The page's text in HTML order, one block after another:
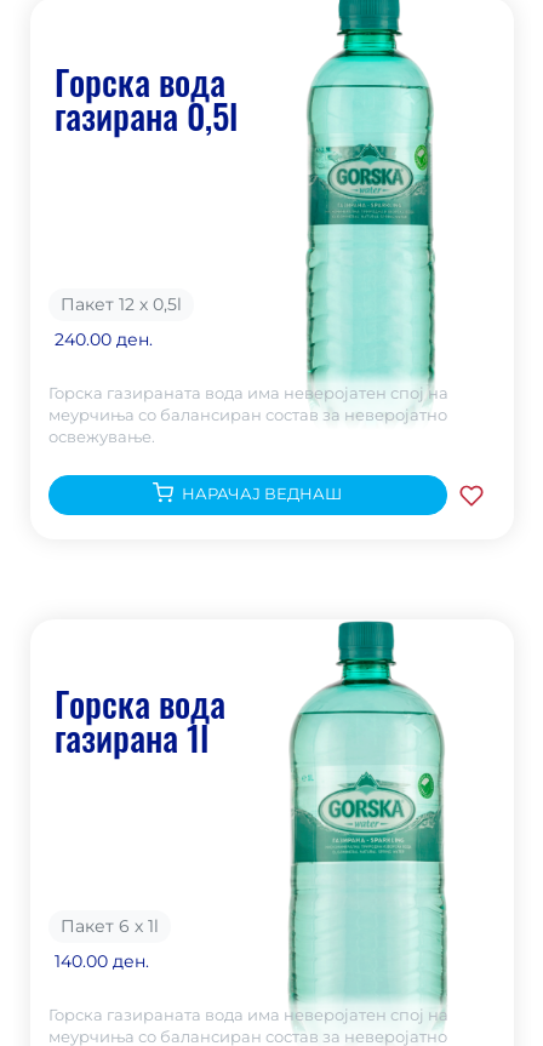
Горска вода
газирана 0,5l
Пакет 12 х 0,5l
240.00 ден.
Горска газираната вода има неверојатен спој на
меурчиња со балансиран состав за неверојатно
освежување.
НАРАЧАЈ ВЕДНАШ
Горска вода
газирана 1l
Пакет 6 х 1l
140.00 ден.
Горска газираната вода има неверојатен спој на
меурчиња со балансиран состав за неверојатно